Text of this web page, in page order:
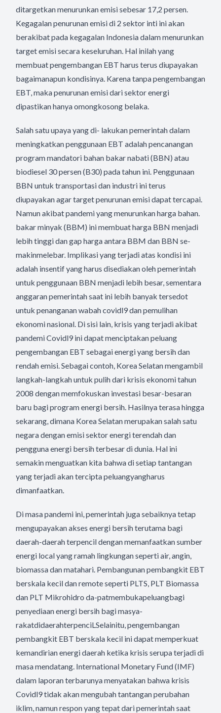
ditargetkan menurunkan emisi sebesar 17,2 persen.
Kegagalan penurunan emisi di 2 sektor inti ini akan
berakibat pada kegagalan Indonesia dalam menurunkan
target emisi secara keseluruhan. Hal inilah yang
membuat pengembangan EBT harus terus diupayakan
bagaimanapun kondisinya. Karena tanpa pengembangan
EBT, maka penurunan emisi dari sektor energi
dipastikan hanya omongkosong belaka.
Salah satu upaya yang di- lakukan pemerintah dalam
meningkatkan penggunaan EBT adalah pencanangan
program mandatori bahan bakar nabati (BBN) atau
biodiesel 30 persen (B30) pada tahun ini. Penggunaan
BBN untuk transportasi dan industri ini terus
diupayakan agar target penurunan emisi dapat tercapai.
Namun akibat pandemi yang menurunkan harga bahan.
bakar minyak (BBM) ini membuat harga BBN menjadi
lebih tinggi dan gap harga antara BBM dan BBN se-
makinmelebar. Implikasi yang terjadi atas kondisi ini
adalah insentif yang harus disediakan oleh pemerintah
untuk penggunaan BBN menjadi lebih besar, sementara
anggaran pemerintah saat ini lebih banyak tersedot
untuk penanganan wabah covidl9 dan pemulihan
ekonomi nasional. Di sisi lain, krisis yang terjadi akibat
pandemi Covidl9 ini dapat menciptakan peluang
pengembangan EBT sebagai energi yang bersih dan
rendah emisi. Sebagai contoh, Korea Selatan mengambil
langkah-langkah untuk pulih dari krisis ekonomi tahun
2008 dengan memfokuskan investasi besar-besaran
baru bagi program energi bersih. Hasilnya terasa hingga
sekarang, dimana Korea Selatan merupakan salah satu
negara dengan emisi sektor energi terendah dan
pengguna energi bersih terbesar di dunia. Hal ini
semakin menguatkan kita bahwa di setiap tantangan
yang terjadi akan tercipta peluangyangharus
dimanfaatkan.
Di masa pandemi ini, pemerintah juga sebaiknya tetap
mengupayakan akses energi bersih terutama bagi
daerah-daerah terpencil dengan memanfaatkan sumber
energi local yang ramah lingkungan seperti air, angin,
biomassa dan matahari. Pembangunan pembangkit EBT
berskala kecil dan remote seperti PLTS, PLT Biomassa
dan PLT Mikrohidro da-patmembukapeluangbagi
penyediaan energi bersih bagi masya-
rakatdidaerahterpenciLSelainitu, pengembangan
pembangkit EBT berskala kecil ini dapat memperkuat
kemandirian energi daerah ketika krisis serupa terjadi di
masa mendatang. International Monetary Fund (IMF)
dalam laporan terbarunya menyatakan bahwa krisis
Covidl9 tidak akan mengubah tantangan perubahan
iklim, namun respon yang tepat dari pemerintah saat